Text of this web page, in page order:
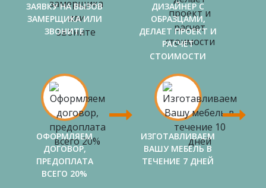
ЗАЯВКУ НА ВЫЗОВ
ЗАМЕРЩИКА ИЛИ
ЗВОНИТЕ
ДИЗАЙНЕР С
ОБРАЗЦАМИ,
ДЕЛАЕТ ПРОЕКТ И
РАСЧЕТ
СТОИМОСТИ
ОФОРМЛЯЕМ
ДОГОВОР,
ПРЕДОПЛАТА
ВСЕГО 20%
ИЗГОТАВЛИВАЕМ
ВАШУ МЕБЕЛЬ В
ТЕЧЕНИЕ 7 ДНЕЙ